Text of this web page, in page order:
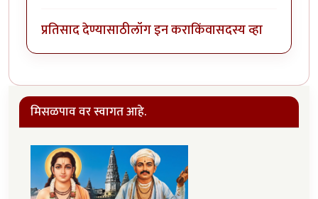
प्रतिसाद देण्यासाठीलॉग इन कराकिंवासदस्य व्हा
मिसळपाव वर स्वागत आहे.